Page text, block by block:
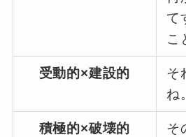
て
こ
受動的×建設的
そ
ね
積極的×破壊的
そ